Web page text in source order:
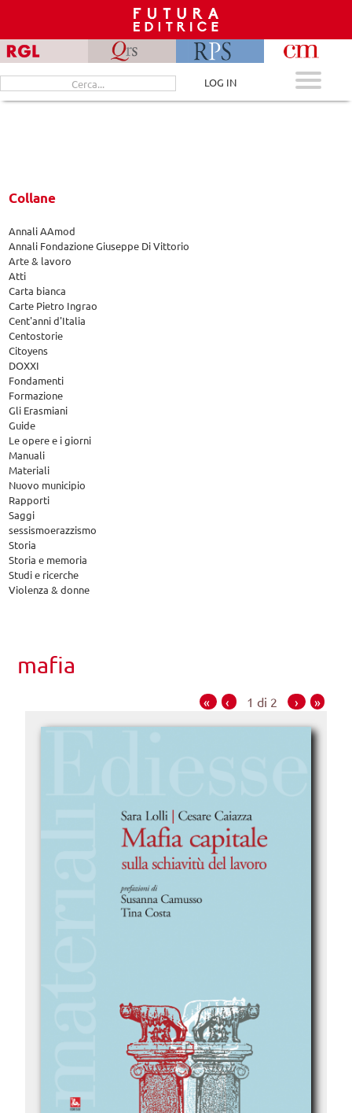
content
Cerca
per:
LOG IN
Collane
Annali AAmod
Annali Fondazione Giuseppe Di Vittorio
Arte & lavoro
Atti
Carta bianca
Carte Pietro Ingrao
Cent'anni d'Italia
Centostorie
Citoyens
DOXXI
Fondamenti
Formazione
Gli Erasmiani
Guide
Le opere e i giorni
Manuali
Materiali
Nuovo municipio
Rapporti
Saggi
sessismoerazzismo
Storia
Storia e memoria
Studi e ricerche
Violenza & donne
mafia
« ‹ 1 di 2 › »